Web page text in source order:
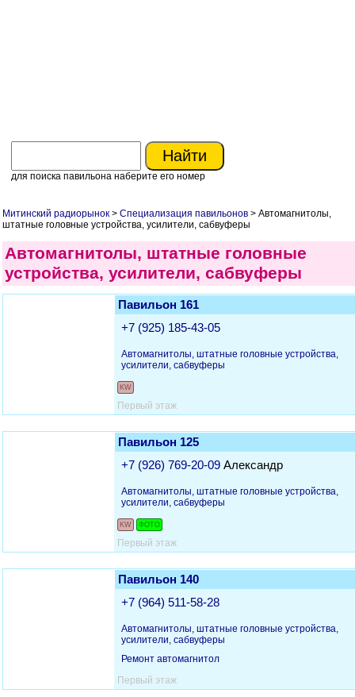
для поиска павильона наберите его номер
Митинский радиорынок > Специализация павильонов > Автомагнитолы,
штатные головные устройства, усилители, сабвуферы
Автомагнитолы, штатные головные
устройства, усилители, сабвуферы
Павильон 161
+7 (925) 185-43-05
Автомагнитолы, штатные головные устройства,
усилители, сабвуферы
KW
Первый этаж
Павильон 125
+7 (926) 769-20-09 Александр
Автомагнитолы, штатные головные устройства,
усилители, сабвуферы
KW ФОТО
Первый этаж
Павильон 140
+7 (964) 511-58-28
Автомагнитолы, штатные головные устройства,
усилители, сабвуферы
Ремонт автомагнитол
Первый этаж